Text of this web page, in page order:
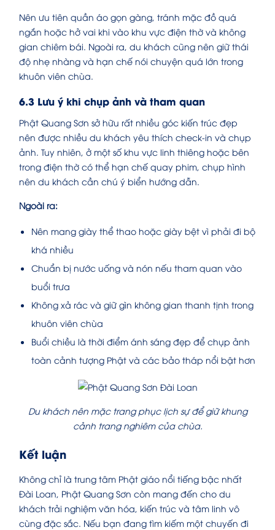
Nên ưu tiên quần áo gọn gàng, tránh mặc đồ quá
ngắn hoặc hở vai khi vào khu vực điện thờ và không
gian chiêm bái. Ngoài ra, du khách cũng nên giữ thái
độ nhẹ nhàng và hạn chế nói chuyện quá lớn trong
khuôn viên chùa.
6.3 Lưu ý khi chụp ảnh và tham quan
Phật Quang Sơn sở hữu rất nhiều góc kiến trúc đẹp
nên được nhiều du khách yêu thích check-in và chụp
ảnh. Tuy nhiên, ở một số khu vực linh thiêng hoặc bên
trong điện thờ có thể hạn chế quay phim, chụp hình
nên du khách cần chú ý biển hướng dẫn.
Ngoài ra:
Nên mang giày thể thao hoặc giày bệt vì phải đi bộ
khá nhiều
Chuẩn bị nước uống và nón nếu tham quan vào
buổi trưa
Không xả rác và giữ gìn không gian thanh tịnh trong
khuôn viên chùa
Buổi chiều là thời điểm ánh sáng đẹp để chụp ảnh
toàn cảnh tượng Phật và các bảo tháp nổi bật hơn
Du khách nên mặc trang phục lịch sự để giữ khung
cảnh trang nghiêm của chùa.
Kết luận
Không chỉ là trung tâm Phật giáo nổi tiếng bậc nhất
Đài Loan, Phật Quang Sơn còn mang đến cho du
khách trải nghiệm văn hóa, kiến trúc và tâm linh vô
cùng đặc sắc. Nếu bạn đang tìm kiếm một chuyến đi